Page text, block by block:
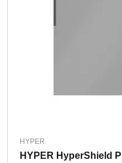
HYPER
HYPER HyperShield